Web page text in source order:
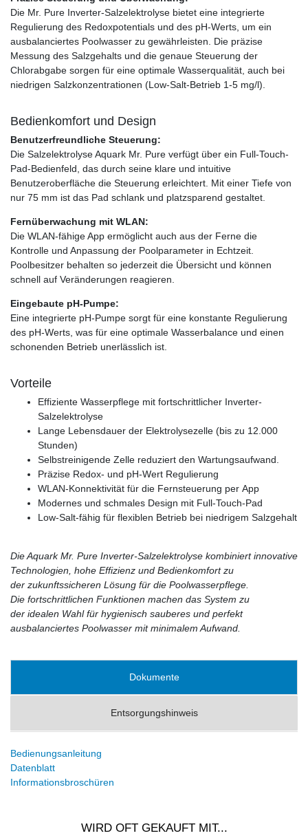
Die Mr. Pure Inverter-Salzelektrolyse bietet eine integrierte
Regulierung des Redoxpotentials und des pH-Werts, um ein
ausbalanciertes Poolwasser zu gewährleisten. Die präzise
Messung des Salzgehalts und die genaue Steuerung der
Chlorabgabe sorgen für eine optimale Wasserqualität, auch bei
niedrigen Salzkonzentrationen (Low-Salt-Betrieb 1-5 mg/l).
Bedienkomfort und Design
Benutzerfreundliche Steuerung:
Die Salzelektrolyse Aquark Mr. Pure verfügt über ein Full-Touch-
Pad-Bedienfeld, das durch seine klare und intuitive
Benutzeroberfläche die Steuerung erleichtert. Mit einer Tiefe von
nur 75 mm ist das Pad schlank und platzsparend gestaltet.
Fernüberwachung mit WLAN:
Die WLAN-fähige App ermöglicht auch aus der Ferne die
Kontrolle und Anpassung der Poolparameter in Echtzeit.
Poolbesitzer behalten so jederzeit die Übersicht und können
schnell auf Veränderungen reagieren.
Eingebaute pH-Pumpe:
Eine integrierte pH-Pumpe sorgt für eine konstante Regulierung
des pH-Werts, was für eine optimale Wasserbalance und einen
schonenden Betrieb unerlässlich ist.
Vorteile
Effiziente Wasserpflege mit fortschrittlicher Inverter-
Salzelektrolyse
Lange Lebensdauer der Elektrolysezelle (bis zu 12.000
Stunden)
Selbstreinigende Zelle reduziert den Wartungsaufwand.
Präzise Redox- und pH-Wert Regulierung
WLAN-Konnektivität für die Fernsteuerung per App
Modernes und schmales Design mit Full-Touch-Pad
Low-Salt-fähig für flexiblen Betrieb bei niedrigem Salzgehalt
Die Aquark Mr. Pure Inverter-Salzelektrolyse kombiniert innovative
Technologien, hohe Effizienz und Bedienkomfort zu
der zukunftssicheren Lösung für die Poolwasserpflege.
Die fortschrittlichen Funktionen machen das System zu
der idealen Wahl für hygienisch sauberes und perfekt
ausbalanciertes Poolwasser mit minimalem Aufwand.
Dokumente
Entsorgungshinweis
Bedienungsanleitung
Datenblatt
Informationsbroschüren
WIRD OFT GEKAUFT MIT...